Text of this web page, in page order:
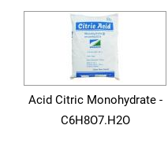
Acid Citric Monohydrate -
C6H8O7.H2O